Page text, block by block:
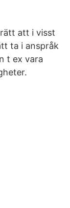
att i visst
ta i anspråk
t ex vara